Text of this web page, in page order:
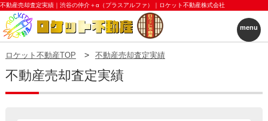
不動産売却査定実績｜渋谷の仲介＋α（プラスアルファ）｜ロケット不動産株式会社
menu
ロケット不動産TOP 不動産売却査定実績
不動産売却査定実績